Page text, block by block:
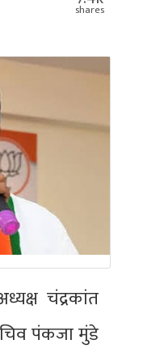
shares
चंद्रकांत
सचिव पंकजा मुंडे